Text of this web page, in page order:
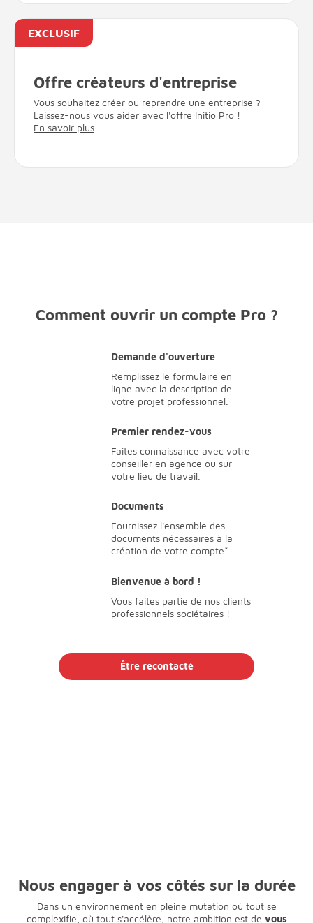
EXCLUSIF
Offre créateurs d'entreprise
Vous souhaitez créer ou reprendre une entreprise ?
Laissez-nous vous aider avec l'offre Initio Pro !
En savoir plus
Comment ouvrir un compte Pro ?
Demande d'ouverture
Remplissez le formulaire en
ligne avec la description de
votre projet professionnel.
Premier rendez-vous
Faites connaissance avec votre
conseiller en agence ou sur
votre lieu de travail.
Documents
Fournissez l'ensemble des
documents nécessaires à la
création de votre compte*.
Bienvenue à bord !
Vous faites partie de nos clients
professionnels sociétaires !
Être recontacté
Nous engager à vos côtés sur la durée
Dans un environnement en pleine mutation où tout se
complexifie, où tout s'accélère, notre ambition est de vous